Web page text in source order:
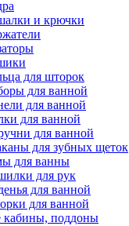
и крючки
для шторок
для ванной
для ванной
для ванной
для ванной
для зубных щеток
для ванны
для рук
для ванной
для ванной
поддоны